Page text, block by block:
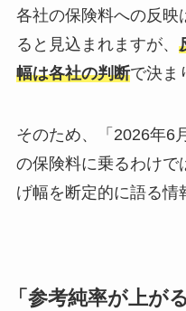
各社の保険料への反映
ると見込まれますが、
幅は各社の判断で決ま
そのため、「2026年6
の保険料に乗るわけで
げ幅を断定的に語る情
「参考純率が上が